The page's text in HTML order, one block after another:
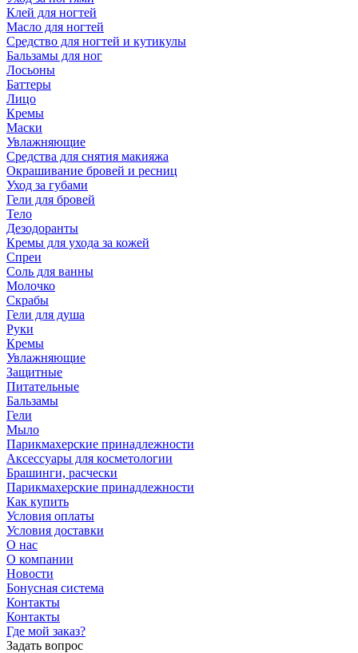
Клей для ногтей
Масло для ногтей
Средство для ногтей и кутикулы
Бальзамы для ног
Лосьоны
Баттеры
Лицо
Кремы
Маски
Увлажняющие
Средства для снятия макияжа
Окрашивание бровей и ресниц
Уход за губами
Гели для бровей
Тело
Дезодоранты
Кремы для ухода за кожей
Спреи
Соль для ванны
Молочко
Скрабы
Гели для душа
Руки
Кремы
Увлажняющие
Защитные
Питательные
Бальзамы
Гели
Мыло
Парикмахерские принадлежности
Аксессуары для косметологии
Брашинги, расчески
Парикмахерские принадлежности
Как купить
Условия оплаты
Условия доставки
О нас
О компании
Новости
Бонусная система
Контакты
Контакты
Где мой заказ?
Задать вопрос